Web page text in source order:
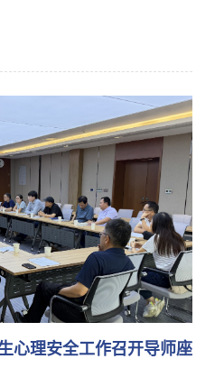
心理安全工作召开导师座